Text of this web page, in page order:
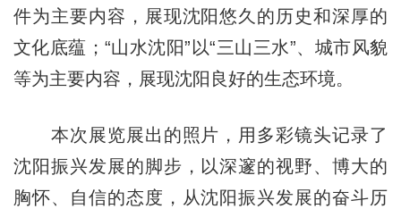
件为主要内容，展现沈阳悠久的历史和深厚的
文化底蕴；“山水沈阳”以“三山三水”、城市风貌
等为主要内容，展现沈阳良好的生态环境。
本次展览展出的照片，用多彩镜头记录了
沈阳振兴发展的脚步，以深邃的视野、博大的
胸怀、自信的态度，从沈阳振兴发展的奋斗历